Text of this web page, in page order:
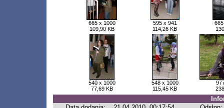
665 x 1000
109,90 KB
595 x 941
114,26 KB
540 x 1000
77,69 KB
548 x 1000
115,45 KB